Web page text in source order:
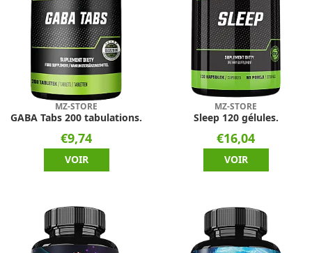
MZ-STORE
GABA Tabs 200 tabulations.
€9,74
VOIR
MZ-STORE
Sleep 120 gélules.
€16,04
VOIR